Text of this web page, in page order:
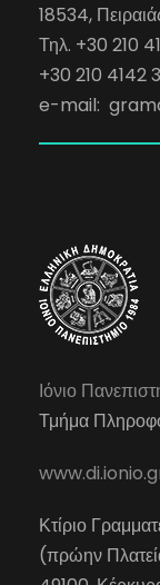
18534,
Τηλ. +30 210
+30 210 4142
e-mail:
Ιόνιο
Τμήμα
Κτίριο
(πρώην